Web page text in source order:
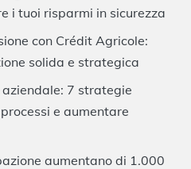
i tuoi risparmi in sicurezza
con Crédit Agricole:
solida e strategica
7 strategie
e aumentare
aumentano di 1.000